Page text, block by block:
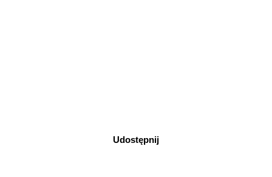
Udostępnij